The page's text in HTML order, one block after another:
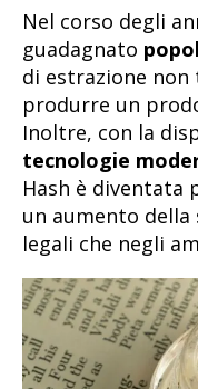
Nel corso degli
guadagnato
di estrazione non
produrre un
Inoltre, con la
tecnologie
Hash è diventata
un aumento della
legali che negli